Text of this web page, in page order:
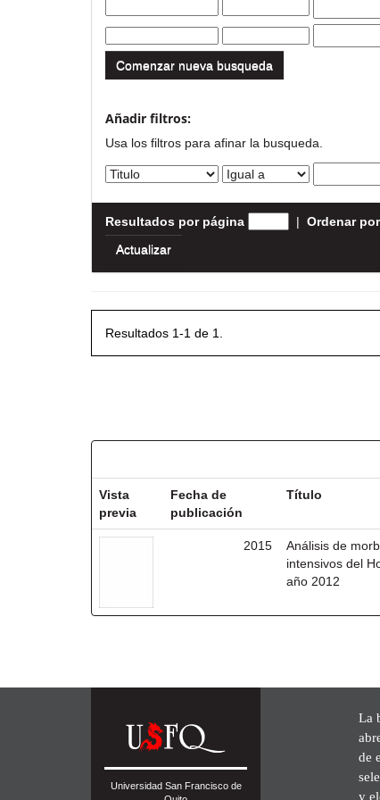
Comenzar nueva busqueda
Añadir filtros:
Usa los filtros para afinar la busqueda.
Resultados por página | Ordenar por
Resultados 1-1 de 1.
Vista
previa
Fecha de
publicación
Título
2015
Análisis de
intensivos del
año 2012
Universidad San Francisco de
La
de
y